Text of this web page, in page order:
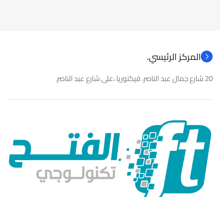
المركز الرئيسي.
20 شارع جمال عبد الناصر، فيكتوريا ،على شارع عبد الناصر.